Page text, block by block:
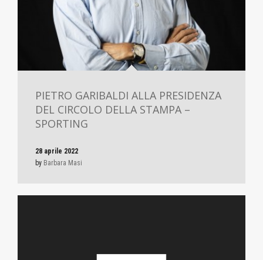
PIETRO GARIBALDI ALLA PRESIDENZA
DEL CIRCOLO DELLA STAMPA –
SPORTING
28 aprile 2022
by Barbara Masi